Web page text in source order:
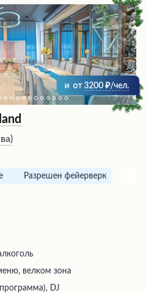
расположение в
с видами на озеро создает
предлагается
номерах, на чистой
анимация для детей.
для семейного отдыха и
и от 3200 /чел.
)
Разрешен фейерверк
велком зона
DJ